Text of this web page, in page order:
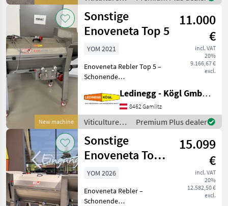
T 608 aus dem
equipment /
Enoveneta
New machine
Sonstige
Enoveneta Top 5
11.000
€
incl. VAT
20%
9.166,67 €
excl.
YOM 2021
Enoveneta Rebler Top 5 –
Schonende
herausragendem Preis-
Leistungs-Verhältnis
Beschreibung: Der
Enoveneta Rebler Top 5 ist
Ledinegg - Kögl GmbH - Obst- und Weinbautechnik
8462 Gamlitz
Viticulture
equipment /
Sonstige
Premium Plus dealer
Sonstige
Enoveneta Top
10
15.099
€
incl. VAT
20%
12.582,50 €
excl.
YOM 2026
Enoveneta Rebler –
Schonende